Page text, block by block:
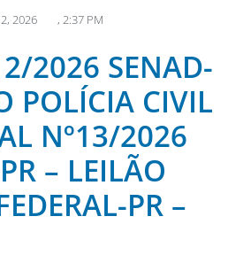
2026 , 2:37 PM
2026 SENAD-
POLÍCIA CIVIL
Nº13/2026
– LEILÃO
PR –